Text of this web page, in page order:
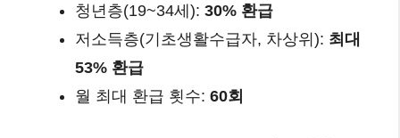
청년층(19~34세): 30% 환급
저소득층(기초생활수급자, 차상위): 최대
53% 환급
월 최대 환급 횟수: 60회